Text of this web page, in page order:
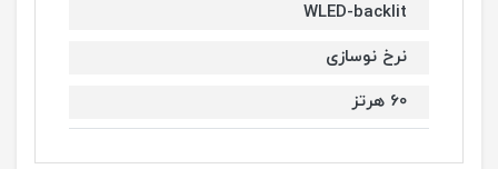
WLED-backlit
نرخ نوسازی
60 هرتز